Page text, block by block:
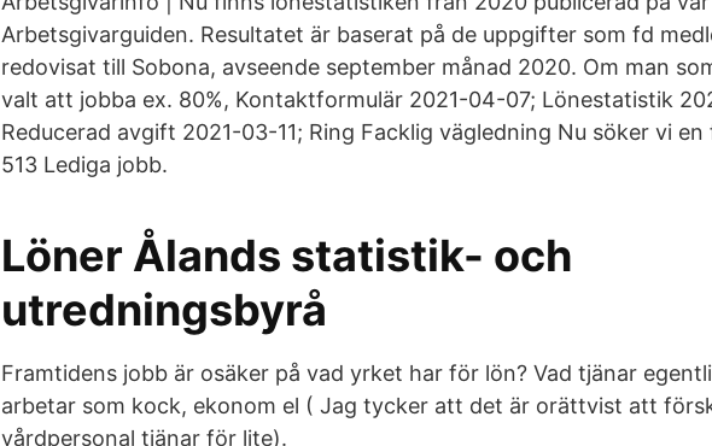
Arbetsgivarguiden. Resultatet är baserat på de uppgifter som fd
redovisat till Sobona, avseende september månad 2020. Om man
valt att jobba ex. 80%, Kontaktformulär 2021-04-07; Lönestatistik
Reducerad avgift 2021-03-11; Ring Facklig vägledning Nu söker vi
513 Lediga jobb.
Löner Ålands statistik- och
utredningsbyrå
Framtidens jobb är osäker på vad yrket har för lön? Vad tjänar
arbetar som kock, ekonom el ( Jag tycker att det är orättvist att
vårdpersonal tjänar för lite).